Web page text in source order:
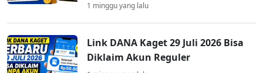
1 minggu yang lalu
Link DANA Kaget 29 Juli 2026 Bisa
Diklaim Akun Reguler